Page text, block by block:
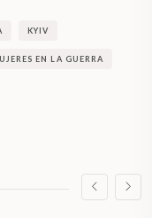
KYIV
EN LA GUERRA